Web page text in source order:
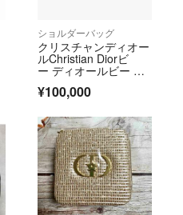
ショルダーバッグ
クリスチャンディオー
ルChristian Diorビ
ー ディオールビー デ
ィオール ブラッ
ク × ローズレッド レ
¥100,000